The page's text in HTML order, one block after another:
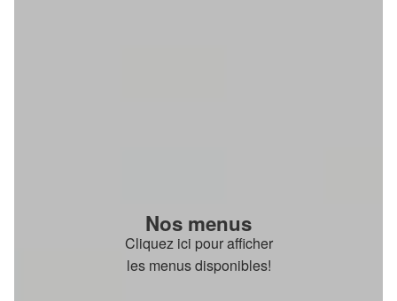
Nos menus
Cliquez ici pour afficher
les menus disponibles!